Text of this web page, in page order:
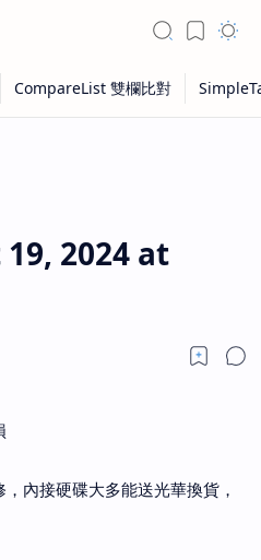
2024 at
，內接硬碟大多能送光華換貨，